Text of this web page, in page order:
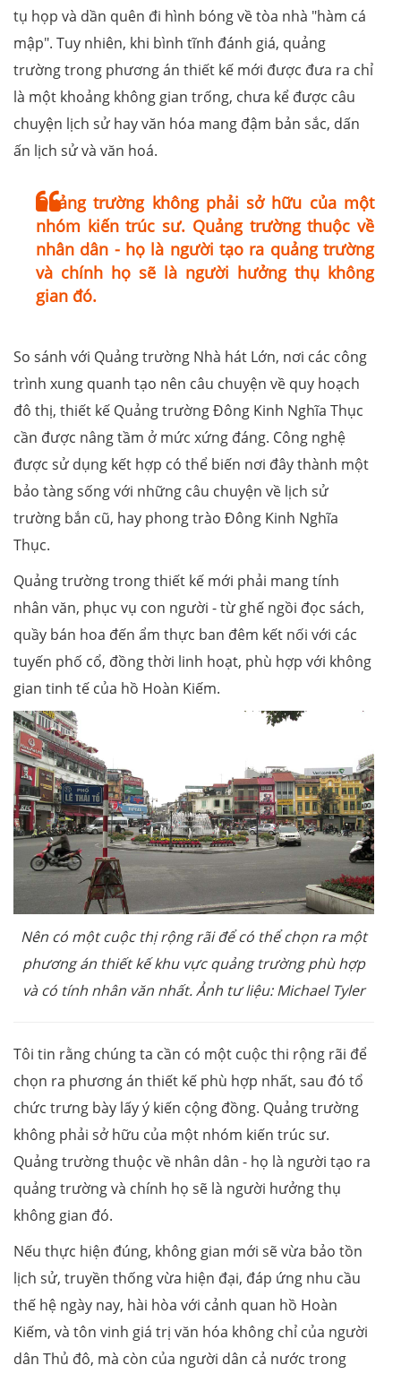
tụ họp và dần quên đi hình bóng về tòa nhà "hàm cá
mập". Tuy nhiên, khi bình tĩnh đánh giá, quảng
trường trong phương án thiết kế mới được đưa ra chỉ
là một khoảng không gian trống, chưa kể được câu
chuyện lịch sử hay văn hóa mang đậm bản sắc, dấn
ấn lịch sử và văn hoá.
Quảng trường không phải sở hữu của một
nhóm kiến trúc sư. Quảng trường thuộc về
nhân dân - họ là người tạo ra quảng trường
và chính họ sẽ là người hưởng thụ không
gian đó.
So sánh với Quảng trường Nhà hát Lớn, nơi các công
trình xung quanh tạo nên câu chuyện về quy hoạch
đô thị, thiết kế Quảng trường Đông Kinh Nghĩa Thục
cần được nâng tầm ở mức xứng đáng. Công nghệ
được sử dụng kết hợp có thể biến nơi đây thành một
bảo tàng sống với những câu chuyện về lịch sử
trường bắn cũ, hay phong trào Đông Kinh Nghĩa
Thục.
Quảng trường trong thiết kế mới phải mang tính
nhân văn, phục vụ con người - từ ghế ngồi đọc sách,
quầy bán hoa đến ẩm thực ban đêm kết nối với các
tuyến phố cổ, đồng thời linh hoạt, phù hợp với không
gian tinh tế của hồ Hoàn Kiếm.
Nên có một cuộc thị rộng rãi để có thể chọn ra một
phương án thiết kế khu vực quảng trường phù hợp
và có tính nhân văn nhất. Ảnh tư liệu: Michael Tyler
Tôi tin rằng chúng ta cần có một cuộc thi rộng rãi để
chọn ra phương án thiết kế phù hợp nhất, sau đó tổ
chức trưng bày lấy ý kiến cộng đồng. Quảng trường
không phải sở hữu của một nhóm kiến trúc sư.
Quảng trường thuộc về nhân dân - họ là người tạo ra
quảng trường và chính họ sẽ là người hưởng thụ
không gian đó.
Nếu thực hiện đúng, không gian mới sẽ vừa bảo tồn
lịch sử, truyền thống vừa hiện đại, đáp ứng nhu cầu
thế hệ ngày nay, hài hòa với cảnh quan hồ Hoàn
Kiếm, và tôn vinh giá trị văn hóa không chỉ của người
dân Thủ đô, mà còn của người dân cả nước trong